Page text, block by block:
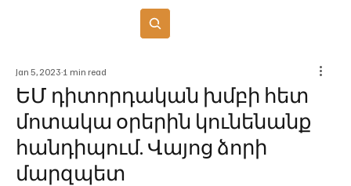
ԵՄ դիտորդական խմբի հետ
մոտակա օրերին կունենանք
հանդիպում. Վայոց ձորի
մարզպետ
Jan 5, 2023 1 min read